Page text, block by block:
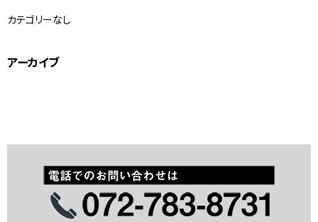
カテゴリーなし
アーカイブ